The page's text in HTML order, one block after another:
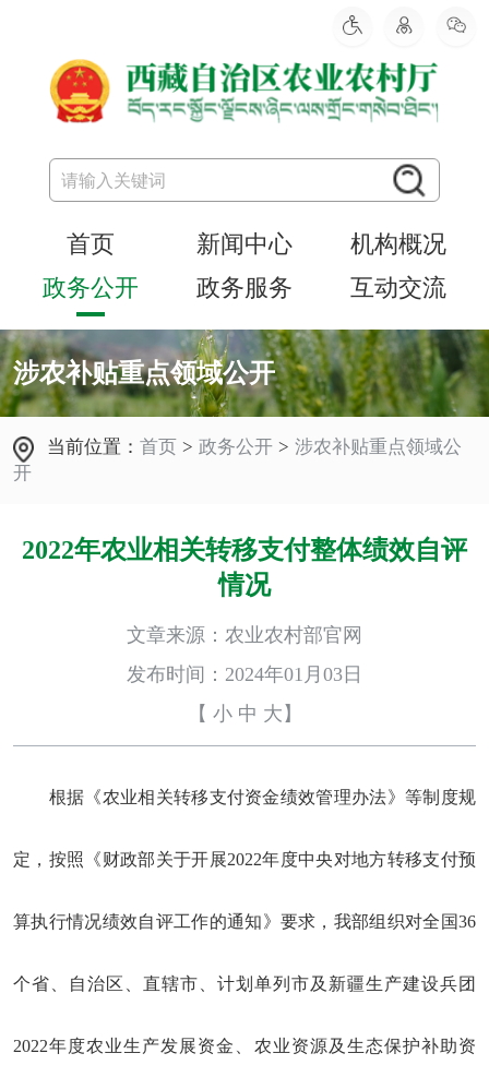
首页 新闻中心
机构概况
政务公开
政务服务 互动交流
涉农补贴重点领域公开
当前位置：首页 > 政务公开 > 涉农补贴重点领域公
开
2022年农业相关转移支付整体绩效自评
情况
文章来源：农业农村部官网
发布时间：2024年01月03日
【 小 中 大 】
根据《农业相关转移支付资金绩效管理办法》等制度规
定，按照《财政部关于开展2022年度中央对地方转移支付预
算执行情况绩效自评工作的通知》要求， 我部组织对全国36
个省 、自治区、直辖市、计划单列市及新疆生产建设兵团
2022年度农业生产发展资金、农业资源及生态保护补助资